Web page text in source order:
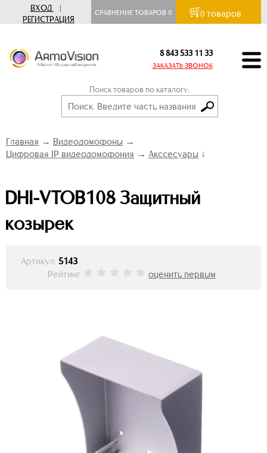
ВХОД
|
РЕГИСТРАЦИЯ
СРАВНЕНИЕ ТОВАРОВ0 0 товаров
8 843 533 11 33
ЗАКАЗАТЬ ЗВОНОК
Поиск товаров по каталогу:
Главная → Видеодомофоны →
Цифровая IP видеодомофония → Акссесуары ↓
DHI-VTOB108 Защитный
козырек
Артикул: 5143
Рейтинг
оценить первым